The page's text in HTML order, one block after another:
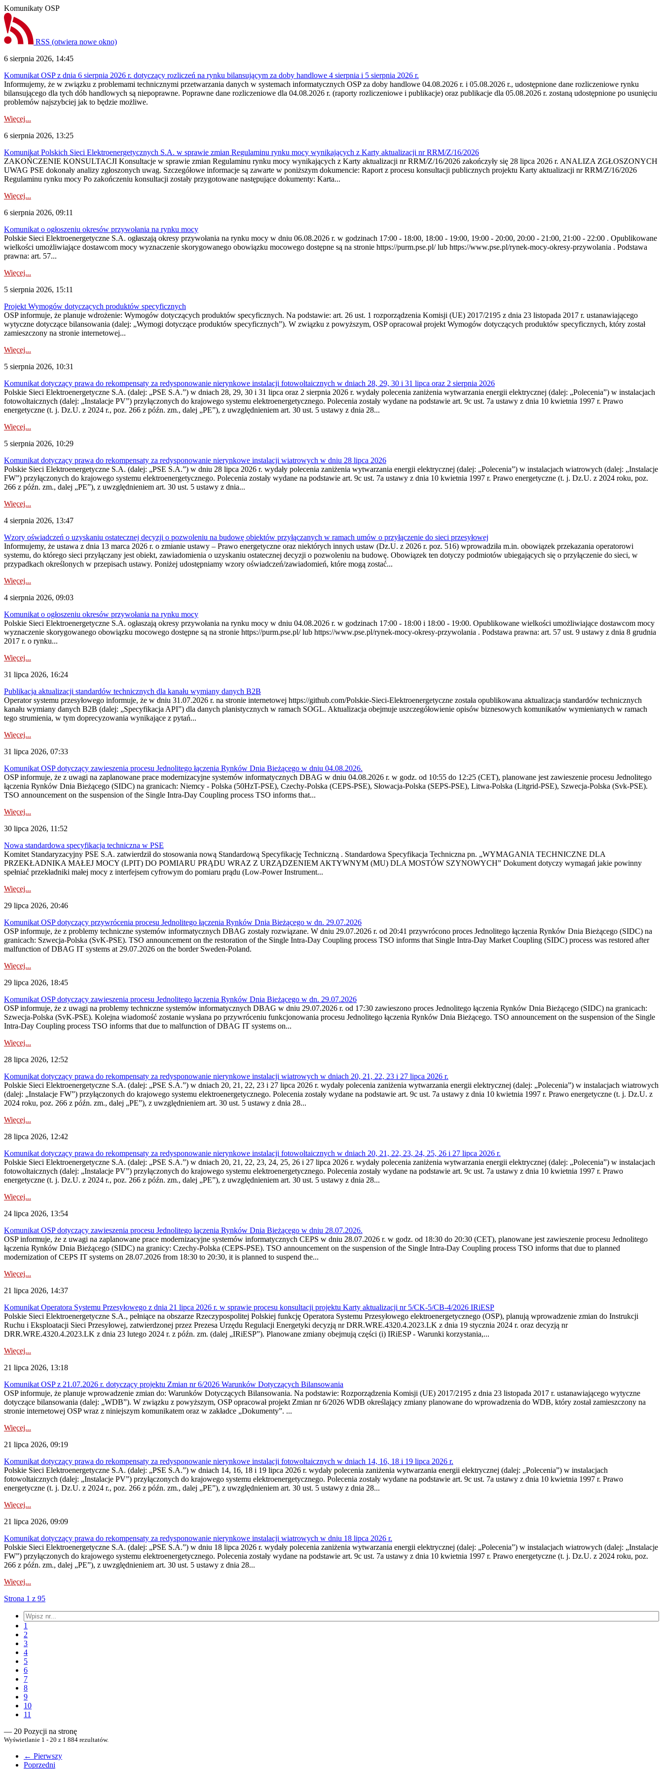
Komunikaty OSP
RSS (otwiera nowe okno)
6 sierpnia 2026, 14:45
Komunikat OSP z dnia 6 sierpnia 2026 r. dotyczący rozliczeń na rynku bilansującym za doby handlowe 4 sierpnia i 5 sierpnia 2026 r.
Informujemy, że w związku z problemami technicznymi przetwarzania danych w systemach informatycznych OSP za doby handlowe 04.08.2026 r. i 05.08.2026 r., udostępnione dane rozliczeniowe rynku
bilansującego dla tych dób handlowych są niepoprawne. Poprawne dane rozliczeniowe dla 04.08.2026 r. (raporty rozliczeniowe i publikacje) oraz publikacje dla 05.08.2026 r. zostaną udostępnione po usunięciu
problemów najszybciej jak to będzie możliwe.
Więcej...
6 sierpnia 2026, 13:25
Komunikat Polskich Sieci Elektroenergetycznych S.A. w sprawie zmian Regulaminu rynku mocy wynikających z Karty aktualizacji nr RRM/Z/16/2026
ZAKOŃCZENIE KONSULTACJI Konsultacje w sprawie zmian Regulaminu rynku mocy wynikających z Karty aktualizacji nr RRM/Z/16/2026 zakończyły się 28 lipca 2026 r. ANALIZA ZGŁOSZONYCH
UWAG PSE dokonały analizy zgłoszonych uwag. Szczegółowe informacje są zawarte w poniższym dokumencie: Raport z procesu konsultacji publicznych projektu Karty aktualizacji nr RRM/Z/16/2026
Regulaminu rynku mocy Po zakończeniu konsultacji zostały przygotowane następujące dokumenty: Karta...
Więcej...
6 sierpnia 2026, 09:11
Komunikat o ogłoszeniu okresów przywołania na rynku mocy
Polskie Sieci Elektroenergetyczne S.A. ogłaszają okresy przywołania na rynku mocy w dniu 06.08.2026 r. w godzinach 17:00 - 18:00, 18:00 - 19:00, 19:00 - 20:00, 20:00 - 21:00, 21:00 - 22:00 . Opublikowane
wielkości umożliwiające dostawcom mocy wyznaczenie skorygowanego obowiązku mocowego dostępne są na stronie https://purm.pse.pl/ lub https://www.pse.pl/rynek-mocy-okresy-przywolania . Podstawa
prawna: art. 57...
Więcej...
5 sierpnia 2026, 15:11
Projekt Wymogów dotyczących produktów specyficznych
OSP informuje, że planuje wdrożenie: Wymogów dotyczących produktów specyficznych. Na podstawie: art. 26 ust. 1 rozporządzenia Komisji (UE) 2017/2195 z dnia 23‍ listopada 2017 r. ustanawiającego
wytyczne dotyczące bilansowania (dalej: „Wymogi dotyczące produktów specyficznych”). W związku z powyższym, OSP opracował projekt Wymogów dotyczących produktów specyficznych, który został
zamieszczony na stronie internetowej...
Więcej...
5 sierpnia 2026, 10:31
Komunikat dotyczący prawa do rekompensaty za redysponowanie nierynkowe instalacji fotowoltaicznych w dniach 28, 29, 30 i 31 lipca oraz 2 sierpnia 2026
Polskie Sieci Elektroenergetyczne S.A. (dalej: „PSE S.A.”) w dniach 28, 29, 30 i 31 lipca oraz 2 sierpnia 2026 r. wydały polecenia zaniżenia wytwarzania energii elektrycznej (dalej: „Polecenia”) w instalacjach
fotowoltaicznych (dalej: „Instalacje PV”) przyłączonych do krajowego systemu elektroenergetycznego. Polecenia zostały wydane na podstawie art. 9c ust. 7a ustawy z dnia 10 kwietnia 1997 r. Prawo
energetyczne (t. j. Dz.U. z 2024 r., poz. 266 z późn. zm., dalej „PE”), z uwzględnieniem art. 30 ust. 5 ustawy z dnia 28...
Więcej...
5 sierpnia 2026, 10:29
Komunikat dotyczący prawa do rekompensaty za redysponowanie nierynkowe instalacji wiatrowych w dniu 28 lipca 2026
Polskie Sieci Elektroenergetyczne S.A. (dalej: „PSE S.A.”) w dniu 28 lipca 2026 r. wydały polecenia zaniżenia wytwarzania energii elektrycznej (dalej: „Polecenia”) w instalacjach wiatrowych (dalej: „Instalacje
FW”) przyłączonych do krajowego systemu elektroenergetycznego. Polecenia zostały wydane na podstawie art. 9c ust. 7a ustawy z dnia 10 kwietnia 1997 r. Prawo energetyczne (t. j. Dz.U. z 2024 roku, poz.
266 z późn. zm., dalej „PE”), z uwzględnieniem art. 30 ust. 5 ustawy z dnia...
Więcej...
4 sierpnia 2026, 13:47
Wzory oświadczeń o uzyskaniu ostatecznej decyzji o pozwoleniu na budowę obiektów przyłączanych w ramach umów o przyłączenie do sieci przesyłowej
Informujemy, że ustawa z dnia 13 marca 2026 r. o zmianie ustawy – Prawo energetyczne oraz niektórych innych ustaw (Dz.U. z 2026 r. poz. 516) wprowadziła m.in. obowiązek przekazania operatorowi
systemu, do którego sieci przyłączany jest obiekt, zawiadomienia o uzyskaniu ostatecznej decyzji o pozwoleniu na budowę. Obowiązek ten dotyczy podmiotów ubiegających się o przyłączenie do sieci, w
przypadkach określonych w przepisach ustawy. Poniżej udostępniamy wzory oświadczeń/zawiadomień, które mogą zostać...
Więcej...
4 sierpnia 2026, 09:03
Komunikat o ogłoszeniu okresów przywołania na rynku mocy
Polskie Sieci Elektroenergetyczne S.A. ogłaszają okresy przywołania na rynku mocy w dniu 04.08.2026 r. w godzinach 17:00 - 18:00 i 18:00 - 19:00. Opublikowane wielkości umożliwiające dostawcom mocy
wyznaczenie skorygowanego obowiązku mocowego dostępne są na stronie https://purm.pse.pl/ lub https://www.pse.pl/rynek-mocy-okresy-przywolania . Podstawa prawna: art. 57 ust. 9 ustawy z dnia 8 grudnia
2017 r. o rynku...
Więcej...
31 lipca 2026, 16:24
Publikacja aktualizacji standardów technicznych dla kanału wymiany danych B2B
Operator systemu przesyłowego informuje, że w dniu 31.07.2026 r. na stronie internetowej https://github.com/Polskie-Sieci-Elektroenergetyczne została opublikowana aktualizacja standardów technicznych
kanału wymiany danych B2B (dalej: „Specyfikacja API”) dla danych planistycznych w ramach SOGL. Aktualizacja obejmuje uszczegółowienie opisów biznesowych komunikatów wymienianych w ramach
tego strumienia, w tym doprecyzowania wynikające z pytań...
Więcej...
31 lipca 2026, 07:33
Komunikat OSP dotyczący zawieszenia procesu Jednolitego łączenia Rynków Dnia Bieżącego w dniu 04.08.2026.
OSP informuje, że z uwagi na zaplanowane prace modernizacyjne systemów informatycznych DBAG w dniu 04.08.2026 r. w godz. od 10:55 do 12:25 (CET), planowane jest zawieszenie procesu Jednolitego
łączenia Rynków Dnia Bieżącego (SIDC) na granicach: Niemcy - Polska (50HzT-PSE), Czechy-Polska (CEPS-PSE), Słowacja-Polska (SEPS-PSE), Litwa-Polska (Litgrid-PSE), Szwecja-Polska (Svk-PSE).
TSO announcement on the suspension of the Single Intra-Day Coupling process TSO informs that...
Więcej...
30 lipca 2026, 11:52
Nowa standardowa specyfikacja techniczna w PSE
Komitet Standaryzacyjny PSE S.A. zatwierdził do stosowania nową Standardową Specyfikację Techniczną . Standardowa Specyfikacja Techniczna pn. „WYMAGANIA TECHNICZNE DLA
PRZEKŁADNIKA MAŁEJ MOCY (LPIT) DO POMIARU PRĄDU WRAZ Z URZĄDZENIEM AKTYWNYM (MU) DLA MOSTÓW SZYNOWYCH” Dokument dotyczy wymagań jakie powinny
spełniać przekładniki małej mocy z interfejsem cyfrowym do pomiaru prądu (Low-Power Instrument...
Więcej...
29 lipca 2026, 20:46
Komunikat OSP dotyczący przywrócenia procesu Jednolitego łączenia Rynków Dnia Bieżącego w dn. 29.07.2026
OSP informuje, że z problemy techniczne systemów informatycznych DBAG zostały rozwiązane. W dniu 29.07.2026 r. od 20:41 przywrócono proces Jednolitego łączenia Rynków Dnia Bieżącego (SIDC) na
granicach: Szwecja-Polska (SvK-PSE). TSO announcement on the restoration of the Single Intra-Day Coupling process TSO informs that Single Intra-Day Market Coupling (SIDC) process was restored after
malfunction of DBAG IT systems at 29.07.2026 on the border Sweden-Poland.
Więcej...
29 lipca 2026, 18:45
Komunikat OSP dotyczący zawieszenia procesu Jednolitego łączenia Rynków Dnia Bieżącego w dn. 29.07.2026
OSP informuje, że z uwagi na problemy techniczne systemów informatycznych DBAG w dniu 29.07.2026 r. od 17:30 zawieszono proces Jednolitego łączenia Rynków Dnia Bieżącego (SIDC) na granicach:
Szwecja-Polska (SvK-PSE). Kolejna wiadomość zostanie wysłana po przywróceniu funkcjonowania procesu Jednolitego łączenia Rynków Dnia Bieżącego. TSO announcement on the suspension of the Single
Intra-Day Coupling process TSO informs that due to malfunction of DBAG IT systems on...
Więcej...
28 lipca 2026, 12:52
Komunikat dotyczący prawa do rekompensaty za redysponowanie nierynkowe instalacji wiatrowych w dniach 20, 21, 22, 23 i 27 lipca 2026 r.
Polskie Sieci Elektroenergetyczne S.A. (dalej: „PSE S.A.”) w dniach 20, 21, 22, 23 i 27 lipca 2026 r. wydały polecenia zaniżenia wytwarzania energii elektrycznej (dalej: „Polecenia”) w instalacjach wiatrowych
(dalej: „Instalacje FW”) przyłączonych do krajowego systemu elektroenergetycznego. Polecenia zostały wydane na podstawie art. 9c ust. 7a ustawy z dnia 10 kwietnia 1997 r. Prawo energetyczne (t. j. Dz.U. z
2024 roku, poz. 266 z późn. zm., dalej „PE”), z uwzględnieniem art. 30 ust. 5 ustawy z dnia 28...
Więcej...
28 lipca 2026, 12:42
Komunikat dotyczący prawa do rekompensaty za redysponowanie nierynkowe instalacji fotowoltaicznych w dniach 20, 21, 22, 23, 24, 25, 26 i 27 lipca 2026 r.
Polskie Sieci Elektroenergetyczne S.A. (dalej: „PSE S.A.”) w dniach 20, 21, 22, 23, 24, 25, 26 i 27 lipca 2026 r. wydały polecenia zaniżenia wytwarzania energii elektrycznej (dalej: „Polecenia”) w instalacjach
fotowoltaicznych (dalej: „Instalacje PV”) przyłączonych do krajowego systemu elektroenergetycznego. Polecenia zostały wydane na podstawie art. 9c ust. 7a ustawy z dnia 10 kwietnia 1997 r. Prawo
energetyczne (t. j. Dz.U. z 2024 r., poz. 266 z późn. zm., dalej „PE”), z uwzględnieniem art. 30 ust. 5 ustawy z dnia 28...
Więcej...
24 lipca 2026, 13:54
Komunikat OSP dotyczący zawieszenia procesu Jednolitego łączenia Rynków Dnia Bieżącego w dniu 28.07.2026.
OSP informuje, że z uwagi na zaplanowane prace modernizacyjne systemów informatycznych CEPS w dniu 28.07.2026 r. w godz. od 18:30 do 20:30 (CET), planowane jest zawieszenie procesu Jednolitego
łączenia Rynków Dnia Bieżącego (SIDC) na granicy: Czechy-Polska (CEPS-PSE). TSO announcement on the suspension of the Single Intra-Day Coupling process TSO informs that due to planned
modernization of CEPS IT systems on 28.07.2026 from 18:30 to 20:30, it is planned to suspend the...
Więcej...
21 lipca 2026, 14:37
Komunikat Operatora Systemu Przesyłowego z dnia 21 lipca 2026 r. w sprawie procesu konsultacji projektu Karty aktualizacji nr 5/CK-5/CB-4/2026 IRiESP
Polskie Sieci Elektroenergetyczne S.A., pełniące na obszarze Rzeczypospolitej Polskiej funkcję Operatora Systemu Przesyłowego elektroenergetycznego (OSP), planują wprowadzenie zmian do Instrukcji
Ruchu i Eksploatacji Sieci Przesyłowej, zatwierdzonej przez Prezesa Urzędu Regulacji Energetyki decyzją nr DRR.WRE.4320.4.2023.LK z dnia 19 stycznia 2024 r. oraz decyzją nr
DRR.WRE.4320.4.2023.LK z dnia 23 lutego 2024 r. z późn. zm. (dalej „IRiESP”). Planowane zmiany obejmują części (i) IRiESP - Warunki korzystania,...
Więcej...
21 lipca 2026, 13:18
Komunikat OSP z 21.07.2026 r. dotyczący projektu Zmian nr 6/2026 Warunków Dotyczących Bilansowania
OSP informuje, że planuje wprowadzenie zmian do: Warunków Dotyczących Bilansowania. Na podstawie: Rozporządzenia Komisji (UE) 2017/2195 z dnia 23‍ listopada 2017 r. ustanawiającego wytyczne
dotyczące bilansowania (dalej: „WDB”). W związku z powyższym, OSP opracował projekt Zmian nr 6/2026 WDB określający zmiany planowane do wprowadzenia do WDB, który został zamieszczony na
stronie internetowej OSP wraz z niniejszym komunikatem oraz w zakładce „Dokumenty”. ...
Więcej...
21 lipca 2026, 09:19
Komunikat dotyczący prawa do rekompensaty za redysponowanie nierynkowe instalacji fotowoltaicznych w dniach 14, 16, 18 i 19 lipca 2026 r.
Polskie Sieci Elektroenergetyczne S.A. (dalej: „PSE S.A.”) w dniach 14, 16, 18 i 19 lipca 2026 r. wydały polecenia zaniżenia wytwarzania energii elektrycznej (dalej: „Polecenia”) w instalacjach
fotowoltaicznych (dalej: „Instalacje PV”) przyłączonych do krajowego systemu elektroenergetycznego. Polecenia zostały wydane na podstawie art. 9c ust. 7a ustawy z dnia 10 kwietnia 1997 r. Prawo
energetyczne (t. j. Dz.U. z 2024 r., poz. 266 z późn. zm., dalej „PE”), z uwzględnieniem art. 30 ust. 5 ustawy z dnia 28...
Więcej...
21 lipca 2026, 09:09
Komunikat dotyczący prawa do rekompensaty za redysponowanie nierynkowe instalacji wiatrowych w dniu 18 lipca 2026 r.
Polskie Sieci Elektroenergetyczne S.A. (dalej: „PSE S.A.”) w dniu 18 lipca 2026 r. wydały polecenia zaniżenia wytwarzania energii elektrycznej (dalej: „Polecenia”) w instalacjach wiatrowych (dalej: „Instalacje
FW”) przyłączonych do krajowego systemu elektroenergetycznego. Polecenia zostały wydane na podstawie art. 9c ust. 7a ustawy z dnia 10 kwietnia 1997 r. Prawo energetyczne (t. j. Dz.U. z 2024 roku, poz.
266 z późn. zm., dalej „PE”), z uwzględnieniem art. 30 ust. 5 ustawy z dnia 28...
Więcej...
Strona 1 z 95
1
2
3
4
5
6
7
8
9
10
11
— 20 Pozycji na stronę
Wyświetlanie 1 - 20 z 1 884 rezultatów.
← Pierwszy
Poprzedni